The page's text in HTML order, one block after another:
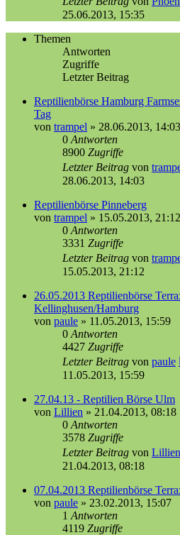
25.06.2013, 15:35
Themen
Antworten
Zugriffe
Letzter Beitrag
Reptilienbörse Hamburg
Tag
von trampel » 28.06.2013, 14:03
0 Antworten
8900 Zugriffe
Letzter Beitrag von
28.06.2013, 14:03
Reptilienbörse Pinneberg
von trampel » 15.05.2013, 21:12
0 Antworten
3331 Zugriffe
Letzter Beitrag von
15.05.2013, 21:12
26.05.2013 Reptilienbörse
Kellinghusen/Hamburg
von paule » 11.05.2013, 15:59
0 Antworten
4427 Zugriffe
Letzter Beitrag von paule
11.05.2013, 15:59
27.04.13 - Reptilien Börse Ulm
von Lillien » 21.04.2013, 08:18
0 Antworten
3578 Zugriffe
Letzter Beitrag von Lillien
21.04.2013, 08:18
07.04.2013 Reptilienbörse
von paule » 23.02.2013, 15:07
1 Antworten
4119 Zugriffe